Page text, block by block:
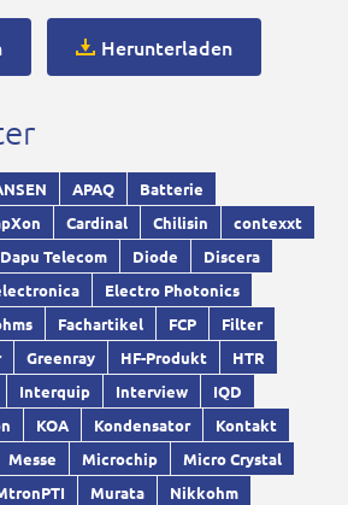
Herunterladen
APAQ
Batterie
Cardinal Chilisin
contexxt
Dapu Telecom Diode
Discera
Electro Photonics
Fachartikel FCP
Filter
Greenray HF-Produkt
HTR
Interquip Interview
IQD
KOA Kondensator
Kontakt
Messe Microchip
Micro Crystal
Murata
Nikkohm